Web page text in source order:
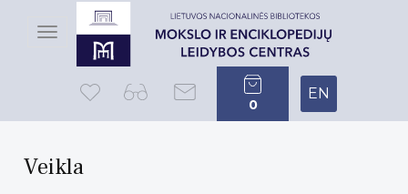
Toggle
navigation
0
EN
Veikla